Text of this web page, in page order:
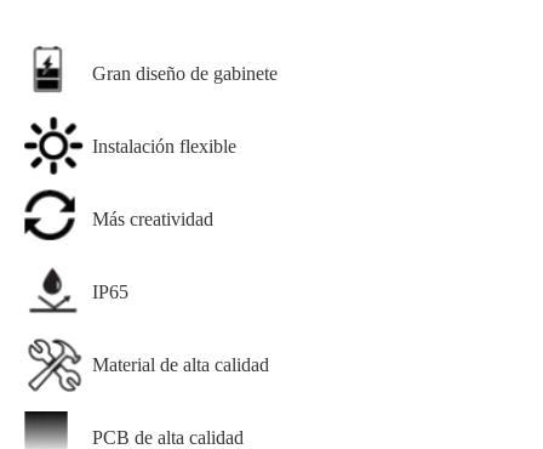
Gran diseño de gabinete
Instalación flexible
Más creatividad
IP65
Material de alta calidad
PCB de alta calidad